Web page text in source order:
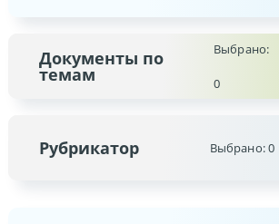
Документы по
темам
Выбрано:
0
Рубрикатор Выбрано:0